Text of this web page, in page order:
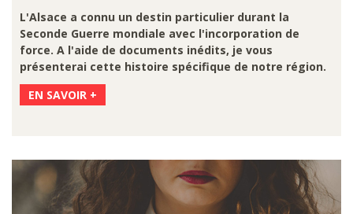
L'Alsace a connu un destin particulier durant la
Seconde Guerre mondiale avec l'incorporation de
force. A l'aide de documents inédits, je vous
présenterai cette histoire spécifique de notre région.
EN SAVOIR +